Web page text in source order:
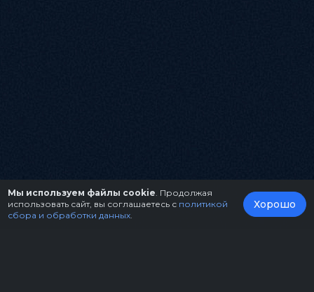
Мы используем файлы cookie . Продолжая
использовать сайт, вы соглашаетесь с политикой
сбора и обработки данных
Хорошо